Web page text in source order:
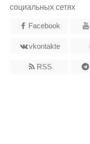
социальных сетях
Facebook
vkontakte
RSS